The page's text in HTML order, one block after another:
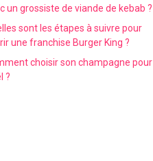
un grossiste de viande de kebab ?
sont les étapes à suivre pour
une franchise Burger King ?
choisir son champagne pour
?